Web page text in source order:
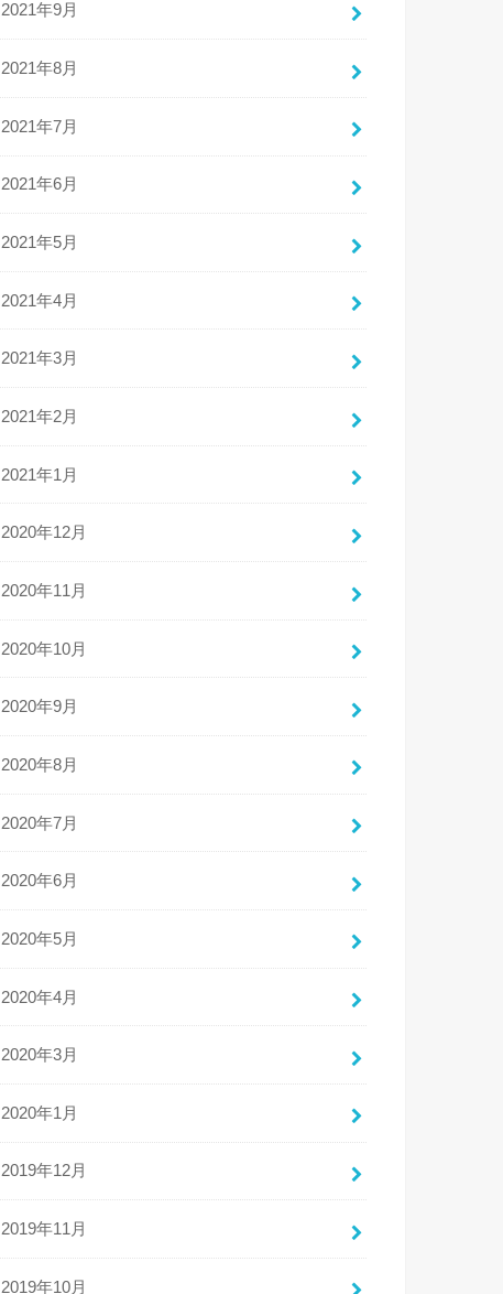
2021年9月
2021年8月
2021年7月
2021年6月
2021年5月
2021年4月
2021年3月
2021年2月
2021年1月
2020年12月
2020年11月
2020年10月
2020年9月
2020年8月
2020年7月
2020年6月
2020年5月
2020年4月
2020年3月
2020年1月
2019年12月
2019年11月
2019年10月